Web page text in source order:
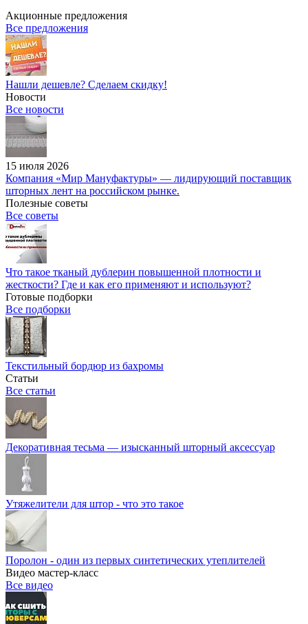
Акционные предложения
Все предложения
Нашли дешевле? Сделаем скидку!
Новости
Все новости
15 июля 2026
Компания «Мир Мануфактуры» — лидирующий поставщик
шторных лент на российском рынке.
Полезные советы
Все советы
Что такое тканый дублерин повышенной плотности и
жесткости? Где и как его применяют и используют?
Готовые подборки
Все подборки
Текстильный бордюр из бахромы
Статьи
Все статьи
Декоративная тесьма — изысканный шторный аксессуар
Утяжелители для штор - что это такое
Поролон - один из первых синтетических утеплителей
Видео мастер-класс
Все видео